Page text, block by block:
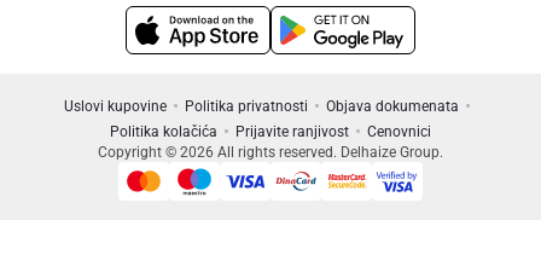
Uslovi kupovine Politika privatnosti
Objava dokumenata
Politika kolačića
Prijavite ranjivost
Cenovnici
Copyright © 2026 All rights reserved. Delhaize Group.